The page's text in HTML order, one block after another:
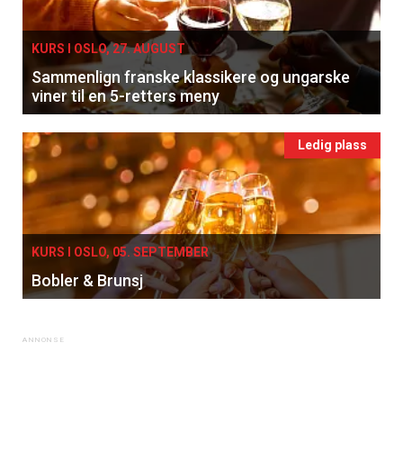
×
Få ukentlige nyhetsbrev fra
Apéritif
Vi tilbyr flere ukentlige nyhetsbrev. Du
kan fritt velge hvilke du ønsker å få
tilsendt.
KURS I OSLO, 27. AUGUST
Sammenlign franske klassikere og ungarske
viner til en 5-retters meny
Ledig plass
KURS I OSLO, 05. SEPTEMBER
Bobler & Brunsj